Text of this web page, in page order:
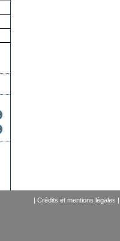
| Crédits et mentions légales